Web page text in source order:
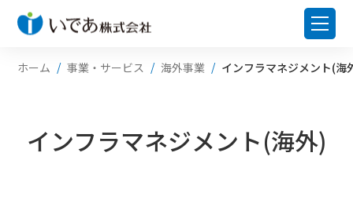
ホーム 事業・サービス 海外事業 インフラマネジメント(海
インフラマネジメント(海外)